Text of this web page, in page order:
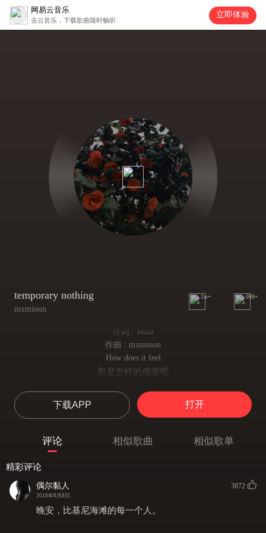
网易云音乐
去云音乐，下载歌曲随时畅听
立即体验
temporary nothing
mxmtoon
1w+ 999+
作词 : Maia
作曲 : mxmtoon
How does it feel
那是怎样的感觉呢
感受不到任何一切，我想知道
I imagine it's grey
我猜那是灰色的吧
就像世界突然之间失去了它的颜色
我不曾希望有时会感受不到任何一切
To feel nothing
下载APP 打开
评论 相似歌曲 相似歌单
精彩评论
偶尔黏人
2018年8月8日
3872
晚安，比基尼海滩的每一个人。